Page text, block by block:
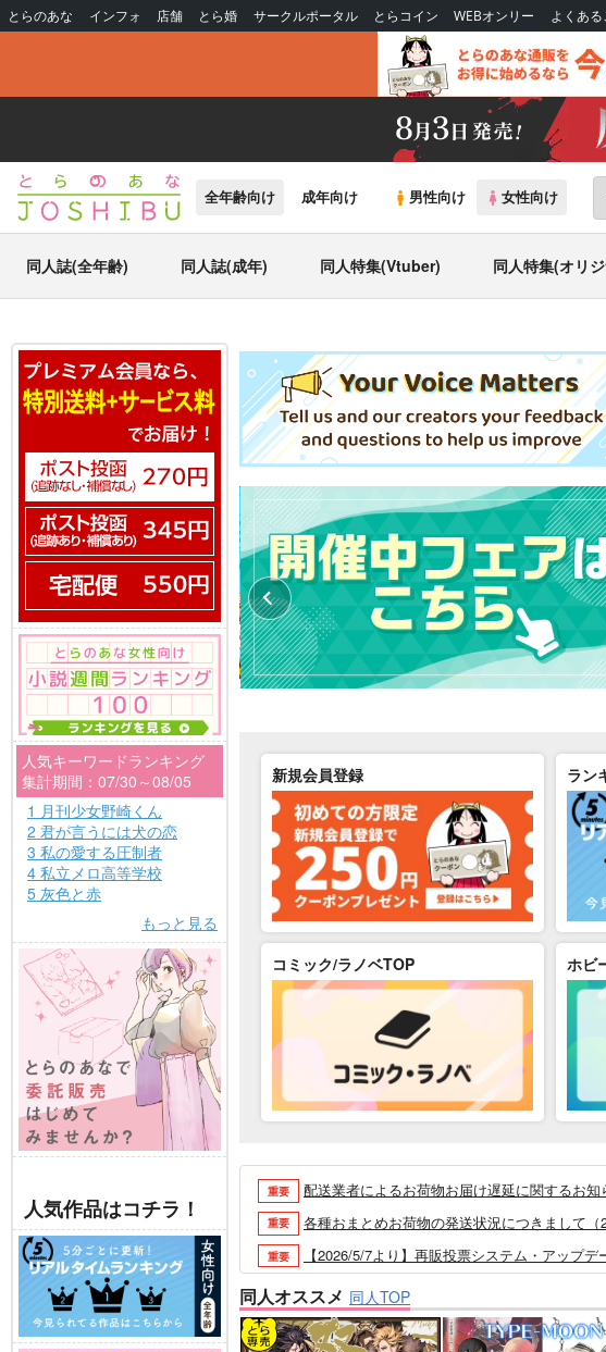
とらのあな インフォ 店舗 とら婚 サークルポータル とらコイン WEBオンリー よくあ
全年齢向け 成年向け 男性向け 女性向け
同人誌(全年齢) 同人誌(成年) 同人特集(Vtuber) 同人特集(オリ
人気キーワードランキング
集計期間：07/30～08/05
1 月刊少女野崎くん
2 君が言うには犬の恋
3 私の愛する圧制者
4 私立メロ高等学校
5 灰色と赤
もっと見る
人気作品はコチラ！
新規会員登録 ラン
コミック/ラノベTOP ホビ
重要 配送業者によるお荷物お届け遅延に関するお知
重要 各種おまとめお荷物の発送状況につきまして（
重要 【2026/5/7より】再販投票システム・アップデ
重要 【2026/4/1より】とらのあなプレミアム、新支
重要 おまとめサイクル「定期便(月2)」一般会員様
同人オススメ 同人TOP